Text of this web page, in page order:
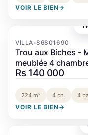
VOIR LE BIEN →
VILLA•86801690
Trou aux Biches -
meublée 4
Rs 140 000
224 m² 4 ch. 4
VOIR LE BIEN →